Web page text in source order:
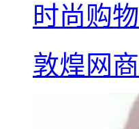
时尚购物
敦煌网